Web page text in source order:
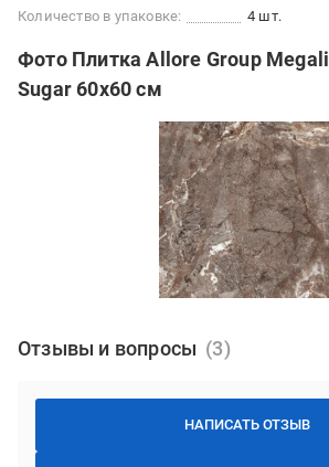
Количество в упаковке:
4 шт.
Фото Плитка Allore Group
Sugar 60x60 см
Отзывы и вопросы
НАПИСАТЬ ОТЗЫВ